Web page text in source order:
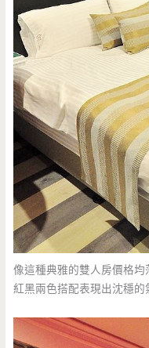
像這種典雅的雙人房價格
紅黑兩色搭配表現出沈穩的